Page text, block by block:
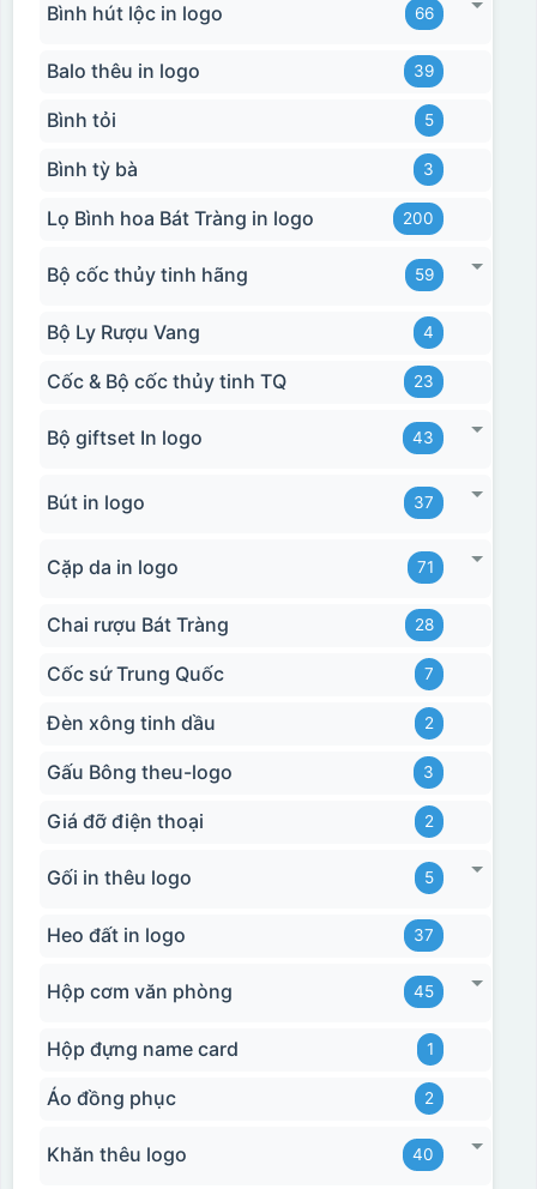
Hộp xi 2 cốc
Hộp xi biểu trưng
Bình hút lộc in logo 66
Balo thêu in logo 39
Bình tỏi 5
Bình tỳ bà 3
Lọ Bình hoa Bát Tràng in logo 200
Bộ cốc thủy tinh hãng 59
Bộ Ly Rượu Vang 4
Cốc & Bộ cốc thủy tinh TQ 23
Bộ giftset In logo 43
Bút in logo 37
Cặp da in logo 71
Chai rượu Bát Tràng 28
Cốc sứ Trung Quốc 7
Đèn xông tinh dầu 2
Gấu Bông theu-logo 3
Giá đỡ điện thoại 2
Gối in thêu logo 5
Heo đất in logo 37
Hộp cơm văn phòng 45
Hộp đựng name card 1
Áo đồng phục 2
Khăn thêu logo 40